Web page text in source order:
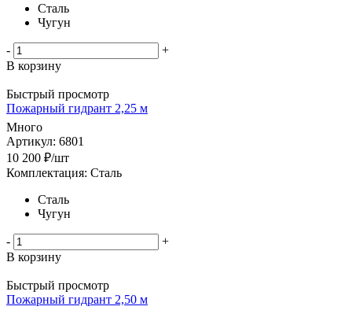
Сталь
Чугун
-
+
В корзину
Быстрый просмотр
Пожарный гидрант 2,25 м
Много
Артикул: 6801
10 200 ₽/шт
Комплектация: Сталь
Сталь
Чугун
-
+
В корзину
Быстрый просмотр
Пожарный гидрант 2,50 м